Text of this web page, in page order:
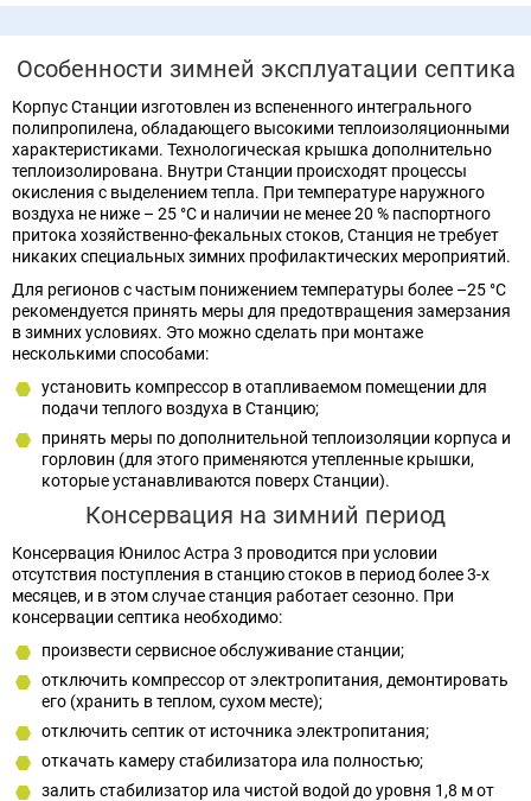
Особенности зимней эксплуатации септика
Корпус Станции изготовлен из вспененного интегрального
полипропилена, обладающего высокими теплоизоляционными
характеристиками. Технологическая крышка дополнительно
теплоизолирована. Внутри Станции происходят процессы
окисления с выделением тепла. При температуре наружного
воздуха не ниже – 25 °C и наличии не менее 20 % паспортного
притока хозяйственно-фекальных стоков, Станция не требует
никаких специальных зимних профилактических мероприятий.
Для регионов с частым понижением температуры более –25 °C
рекомендуется принять меры для предотвращения замерзания
в зимних условиях. Это можно сделать при монтаже
несколькими способами:
установить компрессор в отапливаемом помещении для
подачи теплого воздуха в Станцию;
принять меры по дополнительной теплоизоляции корпуса и
горловин (для этого применяются утепленные крышки,
которые устанавливаются поверх Станции).
Консервация на зимний период
Консервация Юнилос Астра 3 проводится при условии
отсутствия поступления в станцию стоков в период более 3-х
месяцев, и в этом случае станция работает сезонно. При
консервации септика необходимо:
произвести сервисное обслуживание станции;
отключить компрессор от электропитания, демонтировать
его (хранить в теплом, сухом месте);
отключить септик от источника электропитания;
откачать камеру стабилизатора ила полностью;
залить стабилизатор ила чистой водой до уровня 1,8 м от